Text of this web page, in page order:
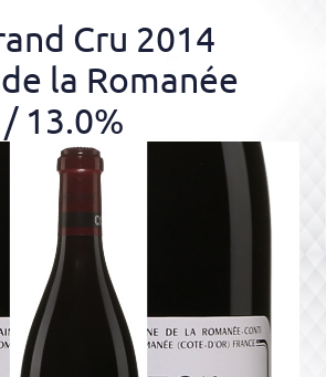
Cru 2014
la Romanée
/ 13.0%